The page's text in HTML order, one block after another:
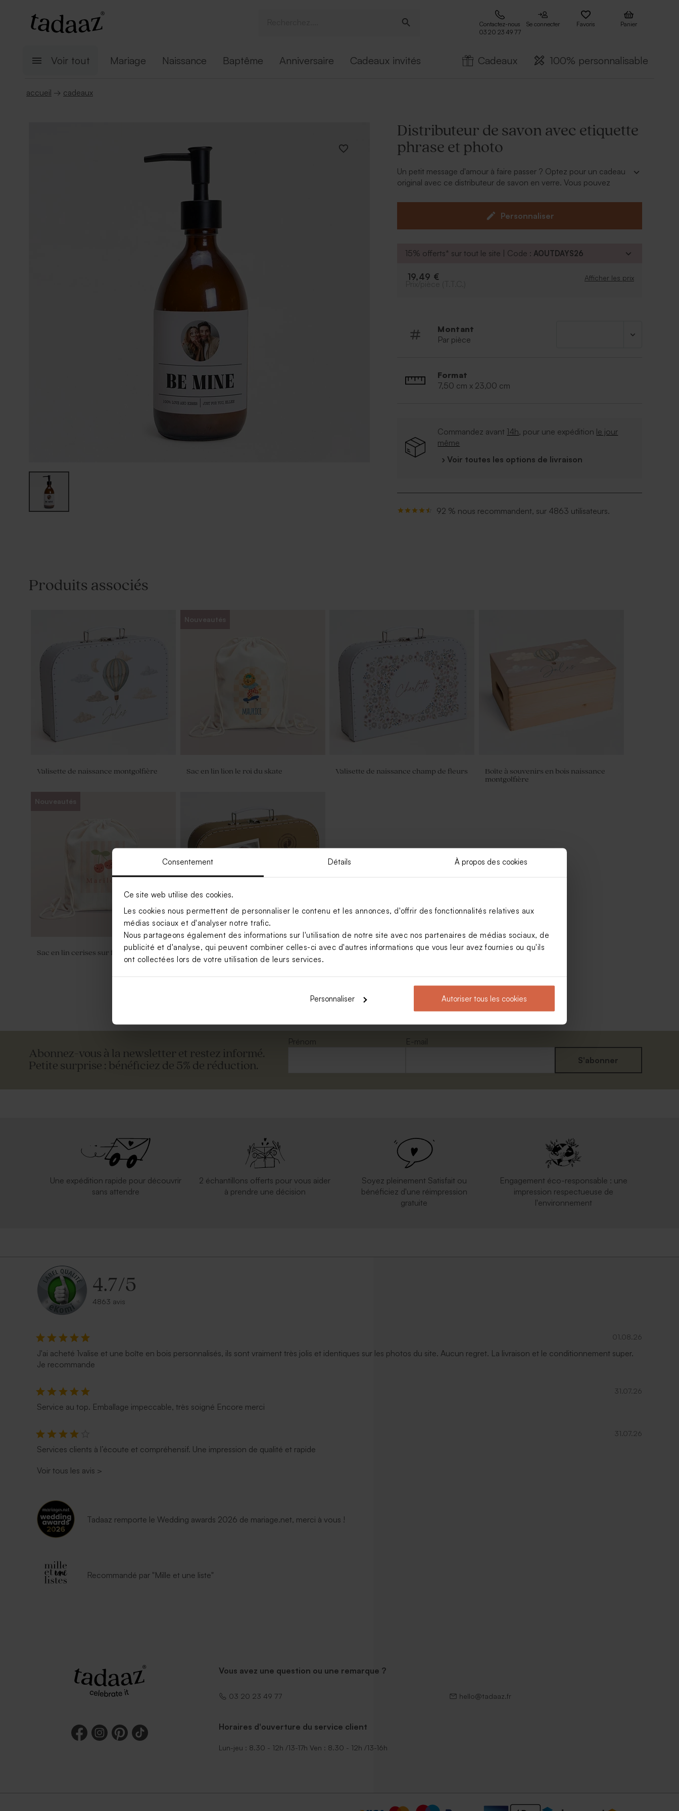
Consentement Détails À propos des cookies
Ce site web utilise des cookies.
Les cookies nous permettent de personnaliser le contenu et les annonces, d'offrir des fonctionnalités relatives aux
médias sociaux et d'analyser notre trafic.
Nous partageons également des informations sur l'utilisation de notre site avec nos partenaires de médias sociaux, de
publicité et d'analyse, qui peuvent combiner celles-ci avec d'autres informations que vous leur avez fournies ou qu'ils
ont collectées lors de votre utilisation de leurs services.
Personnaliser Autoriser tous les cookies
Contactez-nous
03 20 23 49 77
Se connecter Favoris Panier
Voir tout Mariage Naissance Baptême Anniversaire Cadeaux invités Cadeaux 100% personnalisable
accueil → cadeaux
Distributeur de savon avec etiquette
phrase et photo
Un petit message d'amour à faire passer ? Optez pour un cadeau
original avec ce distributeur de savon en verre. Vous pouvez
choix.
*Commercialisé par 1 ex
Ingrédients : Aqua ; Le sulfate de laureth de sodium; Chlorure de
Huile de ricin hydrogénée PEG-40 ; Laureth-11 carboxylate de
sodium ; Le polyacrylate de sodium; Glycérine; Propylène glycol;
Lot : 20230242
*Durée de péremption : 36 mois
Personnaliser
15% offerts* sur tout le site | Code :AOUTDAYS26
19,49 € Afficher les prix
Montant
Par pièce
Format
7,50 cm x 23,00 cm
Commandez avant 14h, pour une expédition le jour
même
› Voir toutes les options de livraison
92 % nous recommandent, sur 4863 utilisateurs.
Produits associés
Valisette de naissance montgolfière
Nouveautés
Sac en lin lion le roi du skate Valisette de naissance champ de fleurs
Boîte à souvenirs en bois naissance
montgolfière
Nouveautés
Sac en lin cerises sur fond ligné Valisette passeport avec photo
Valisette personnalisable Valisette dinosaure géométrique
Abonnez-vous à la newsletter et restez informé.
Petite surprise : bénéficiez de 5% de réduction.
Prénom
E-mail
S'abonner
Une expédition rapide pour découvrir
sans attendre
2 échantillons offerts pour vous aider
à prendre une décision
Soyez pleinement Satisfait ou
bénéficiez d'une réimpression
gratuite
Engagement éco-responsable : une
impression respectueuse de
l'environnement
4.7/5
4863 avis
01.08.26
J'ai acheté 1valise et une boîte en bois personnalisés, ils sont vraiment très jolis et identiques sur les photos du site. Aucun regret. La livraison et le conditionnement super.
Je recommande
31.07.26
Service au top. Emballage impeccable, très soigné Encore merci
31.07.26
Services clients à l’écoute et compréhensif. Une impression de qualité et rapide
Voir tous les avis >
Tadaaz remporte le Wedding awards 2026 de mariage.net, merci à vous !
Recommandé par "Mille et une liste"
Vous avez une question ou une remarque ?
03 20 23 49 77 hello@tadaaz.fr
Horaires d'ouverture du service client
Lun-jeu : 8.30 - 12h /13-17h Ven : 8.30 - 12h /13-16h